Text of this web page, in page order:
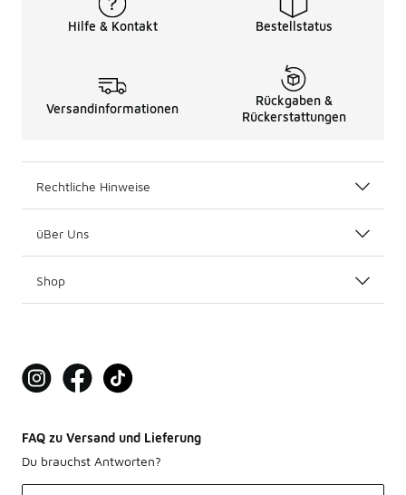
Hilfe & Kontakt Bestellstatus
Versandinformationen
Rückgaben &
Rückerstattungen
Rechtliche Hinweise
üBer Uns
Shop
FAQ zu Versand und Lieferung
Du brauchst Antworten?